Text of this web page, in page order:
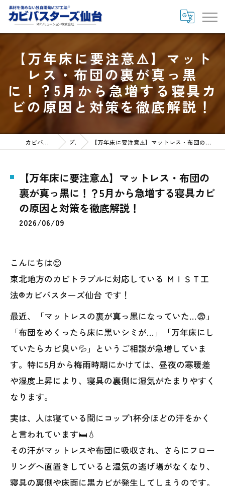
【万年床に要注意⚠️】マット
レス・布団の裏が真っ黒
に！？5月から急増する寝具カ
ビの原因と対策を徹底解説！
カビバスターズ仙台HOME ブログ 【万年床に要注意⚠️】マットレス・布団の裏が真っ黒に！？5月から急増する寝具カビの原因と対策を徹底解説！
【万年床に要注意⚠️】マットレス・布団の
裏が真っ黒に！？5月から急増する寝具カビ
の原因と対策を徹底解説！
2026/06/09
こんにちは😊
東北地方のカビトラブルに対応している ＭＩＳＴ工
法®カビバスターズ仙台 です！
最近、「マットレスの裏が真っ黒になっていた…😨」
「布団をめくったら床に黒いシミが…」「万年床にし
ていたらカビ臭い💦」というご相談が急増していま
す。特に5月から梅雨時期にかけては、昼夜の寒暖差
や湿度上昇により、寝具の裏側に湿気がたまりやすく
なります。
実は、人は寝ている間にコップ1杯分ほどの汗をかく
と言われています🛏️💧
その汗がマットレスや布団に吸収され、さらにフロー
リングへ直置きしていると湿気の逃げ場がなくなり、
寝具の裏側や床面に黒カビが発生してしまうのです。